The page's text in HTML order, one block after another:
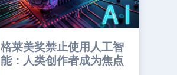
格莱美奖禁止使用人工智
能：人类创作者成为焦点